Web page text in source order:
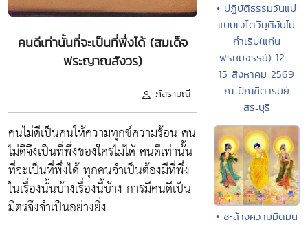
คนดีเท่านั้นที่จะเป็นที่พึ่งได้ (สมเด็จ
พระญาณสังวร)
ภัสรามณี
คนไม่ดีเป็นคนให้ความทุกข์ความร้อน คน
ไม่ดีจึงเป็นที่พึ่งของใครไม่ได้ คนดีเท่านั้น
ที่จะเป็นที่พึ่งได้ ทุกคนจำเป็นต้องมีที่พึ่ง
ในเรื่องนั้นบ้างเรื่องนี้บ้าง การมีคนดีเป็น
มิตรจึงจำเป็นอย่างยิ่ง
• ปฏิบัติธรรมวันแม่
แบบเจโตวิมุติอันไม่
กำเริบ(แก่น
พรหมจรรย์) 12 -
15 สิงหาคม 2569
ณ ปัณฑิตารมย์
สระบุรี
• ชะล้างความมืดมน